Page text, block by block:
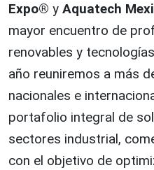
Expo® y Aquatech
mayor encuentro de
renovables y
año reuniremos a más
nacionales e
portafolio integral de
sectores industrial,
con el objetivo de